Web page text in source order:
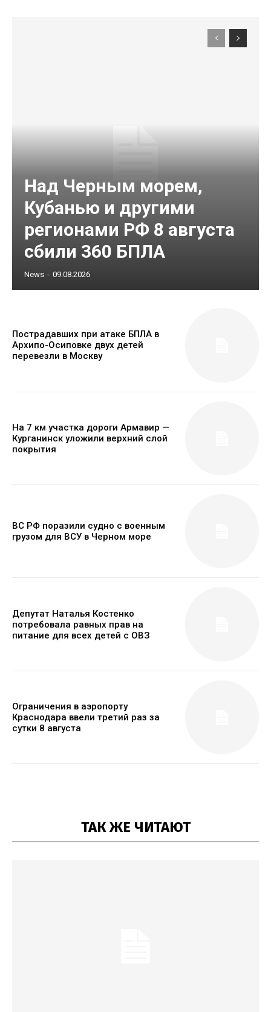
Над Черным морем,
Кубанью и другими
регионами РФ 8 августа
сбили 360 БПЛА
News - 09.08.2026
Пострадавших при атаке БПЛА в
Архипо-Осиповке двух детей
перевезли в Москву
На 7 км участка дороги Армавир —
Курганинск уложили верхний слой
покрытия
ВС РФ поразили судно с военным
грузом для ВСУ в Черном море
Депутат Наталья Костенко
потребовала равных прав на
питание для всех детей с ОВЗ
Ограничения в аэропорту
Краснодара ввели третий раз за
сутки 8 августа
ТАК ЖЕ ЧИТАЮТ